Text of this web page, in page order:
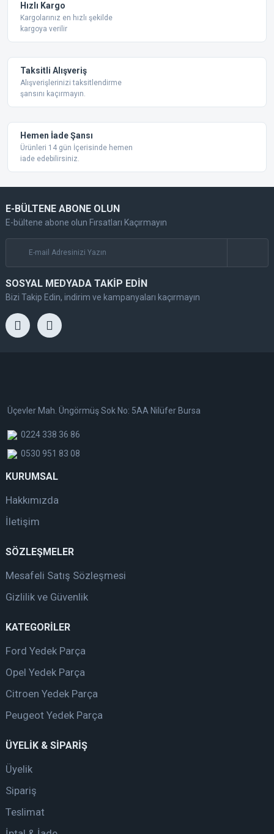
Bu ürüne benzer farklı alternatifler olmalı.
Hızlı Kargo
Kargolarınız en hızlı şekilde
kargoya verilir
Taksitli Alışveriş
Alışverişlerinizi taksitlendirme
şansını kaçırmayın.
Hemen İade Şansı
Ürünleri 14 gün İçerisinde hemen
iade edebilirsiniz.
E-BÜLTENE ABONE OLUN
E-bültene abone olun Fırsatları Kaçırmayın
SOSYAL MEDYADA TAKİP EDİN
Bizi Takip Edin, indirim ve kampanyaları kaçırmayın
Üçevler Mah. Üngörmüş Sok No: 5AA Nilüfer Bursa
0224 338 36 86
0530 951 83 08
KURUMSAL
Hakkımızda
İletişim
SÖZLEŞMELER
Mesafeli Satış Sözleşmesi
Gizlilik ve Güvenlik
KATEGORİLER
Ford Yedek Parça
Opel Yedek Parça
Citroen Yedek Parça
Peugeot Yedek Parça
ÜYELİK & SİPARİŞ
Üyelik
Sipariş
Teslimat